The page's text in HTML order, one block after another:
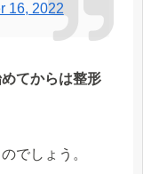
16, 2022
てからは整形
でしょう。